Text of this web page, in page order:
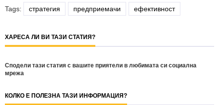
Tags: стратегия предприемачи ефективност
ХАРЕСА ЛИ ВИ ТАЗИ СТАТИЯ?
Сподели тази статия с вашите приятели в любимата си социална
мрежа
КОЛКО Е ПОЛЕЗНА ТАЗИ ИНФОРМАЦИЯ?